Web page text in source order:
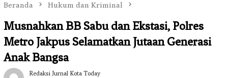
Beranda Hukum dan Kriminal
Musnahkan BB Sabu dan Ekstasi, Polres
Metro Jakpus Selamatkan Jutaan Generasi
Anak Bangsa
Redaksi Jurnal Kota Today